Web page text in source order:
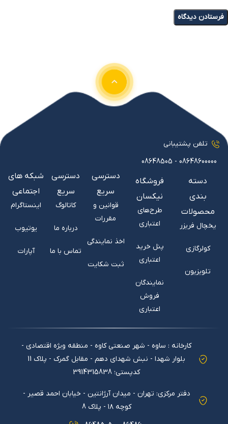
تلفن پشتیبانی
08648600000 - 08648505
دسته
بندی
محصولات
یخچال فریزر
کولرگازی
تلویزیون
فروشگاه
نیکسان
طرح‌های
اعتباری
پنل خرید
اعتباری
نمایندگان
فروش
اعتباری
دسترسی
سریع
قوانین و
مقررات
اخذ نمایندگی
ثبت شکایت
دسترسی
سریع
کاتالوگ
درباره ما
تماس با ما
شبکه های
اجتماعی
اینستاگرام
یوتیوب
آپارات
کارخانه : ساوه - شهر صنعتی کاوه - منطقه ویژه اقتصادی -
بلوار شهدا - نبش شهدای دهم - مقابل گمرک - پلاک 11
کدپستی؛ 3914315838
دفتر مرکزی: تهران - میدان آرژانتین - خیابان احمد قصیر -
کوچه ۱۸ - پلاك 8